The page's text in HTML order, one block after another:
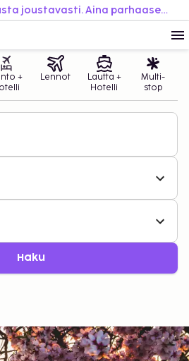
Varaa helposti. Matkusta joustavasti. Aina parhaaseen hintaan.
+
Lennot
Lautta +
Hotelli
Multi-
stop
Haku